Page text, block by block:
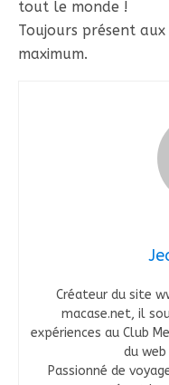
tout le monde !
Toujours présent
maximum.
Créateur du site
macase.net, il
expériences au Club
du
Passionné de